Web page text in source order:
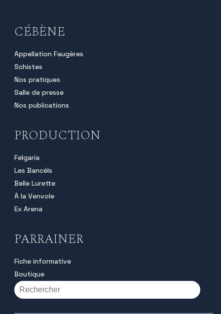
CÉBÈNE
Appellation Faugères
Schistes
Nos pratiques
Salle de presse
Nos publications
PRODUCTION
Felgaria
Les Bancèls
Belle Lurette
À la Venvole
Ex Arena
PARRAINER
Fiche informative
Boutique